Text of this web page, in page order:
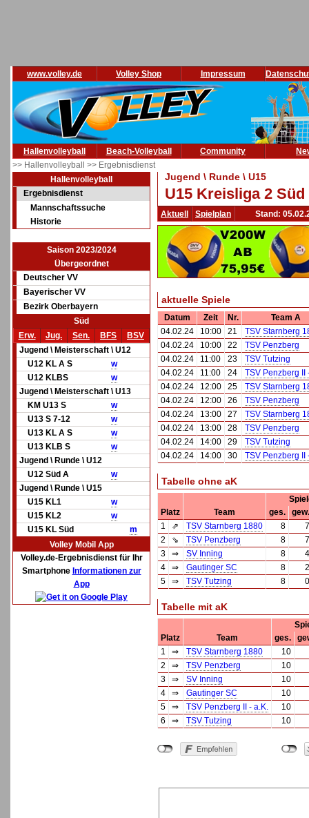
www.volley.de Volley Shop Impressum
Hallenvolleyball Beach-Volleyball Community
>> Hallenvolleyball >> Ergebnisdienst
Hallenvolleyball
Ergebnisdienst
Mannschaftssuche
Historie
Saison 2023/2024
Übergeordnet
Deutscher VV
Bayerischer VV
Bezirk Oberbayern
Süd
Erw.
Jug. Sen. BFS
BSV
Jugend \ Meisterschaft \ U12
U12 KL A S
w
U12 KLBS
w
Jugend \ Meisterschaft \ U13
KM U13 S
w
U13 S 7-12
w
U13 KL A S
w
U13 KLB S
w
Jugend \ Runde \ U12
U12 Süd A
w
Jugend \ Runde \ U15
U15 KL1
w
U15 KL2
w
U15 KL Süd
m
Volley Mobil App
Volley.de-Ergebnisdienst für Ihr
Smartphone Informationen zur
App
Jugend \ Runde \ U15
U15 Kreisliga 2
Aktuell Spielplan Stand:
aktuelle Spiele
Datum Zeit Nr.
Team A
04.02.24
10:00 21
TSV Starnberg
04.02.24
10:00 22
TSV Penzberg
04.02.24
11:00 23
TSV Tutzing
04.02.24
11:00 24
TSV Penzberg II
04.02.24
12:00 25
TSV Starnberg
04.02.24
12:00 26
TSV Penzberg
04.02.24
13:00 27
TSV Starnberg
04.02.24
13:00 28
TSV Penzberg
04.02.24
14:00 29
TSV Tutzing
04.02.24
14:00 30 TSV Penzberg II
Tabelle ohne aK
Platz
Team ges.
gew.
1
⇗ TSV Starnberg 1880 8
7
2
⇘ TSV Penzberg 8
7
3
⇒ SV Inning 8
4
4
⇒ Gautinger SC 8
2
5
⇒ TSV Tutzing 8 0
Tabelle mit aK
Platz
Team ges.
1
⇒ TSV Starnberg 1880
10
2
⇒ TSV Penzberg
10
3
⇒ SV Inning
10
4
⇒ Gautinger SC
10
5
⇒ TSV Penzberg II - a.K.
10
6
⇒ TSV Tutzing 10